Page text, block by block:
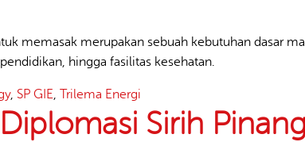
memasak merupakan sebuah kebutuhan dasar
hingga fasilitas kesehatan.
, SP GIE, Trilema Energi
Sirih Pinang